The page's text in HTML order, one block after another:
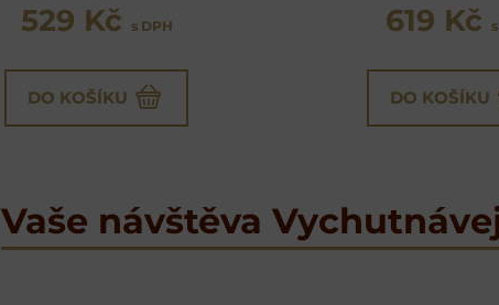
529 Kč s DPH
DO KOŠÍKU
619 Kč
DO KOŠÍKU
Vaše návštěva